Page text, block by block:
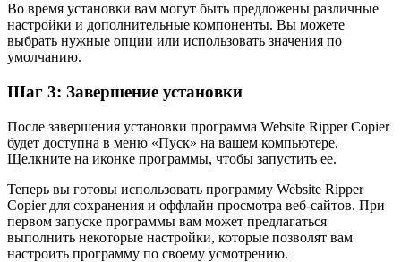
Во время установки вам могут быть предложены различные
настройки и дополнительные компоненты. Вы можете
выбрать нужные опции или использовать значения по
умолчанию.
Шаг 3: Завершение установки
После завершения установки программа Website Ripper Copier
будет доступна в меню «Пуск» на вашем компьютере.
Щелкните на иконке программы, чтобы запустить ее.
Теперь вы готовы использовать программу Website Ripper
Copier для сохранения и оффлайн просмотра веб-сайтов. При
первом запуске программы вам может предлагаться
выполнить некоторые настройки, которые позволят вам
настроить программу по своему усмотрению.